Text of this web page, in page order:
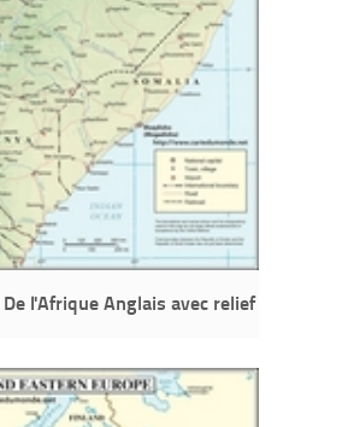
l'Afrique Anglais avec relief